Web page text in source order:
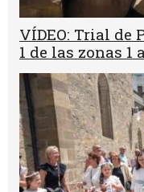
VÍDEO: Trial de
1 de las zonas 1